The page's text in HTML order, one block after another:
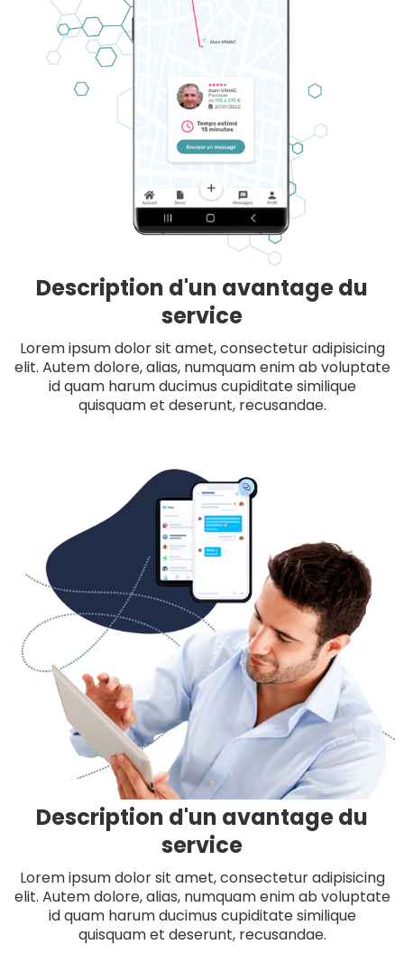
Description d'un avantage du
service
Lorem ipsum dolor sit amet, consectetur adipisicing
elit. Autem dolore, alias, numquam enim ab voluptate
id quam harum ducimus cupiditate similique
quisquam et deserunt, recusandae.
Description d'un avantage du
service
Lorem ipsum dolor sit amet, consectetur adipisicing
elit. Autem dolore, alias, numquam enim ab voluptate
id quam harum ducimus cupiditate similique
quisquam et deserunt, recusandae.